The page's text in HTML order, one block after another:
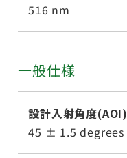
516 nm
一般仕様
設計入射角度(AOI)
45 ± 1.5 degrees